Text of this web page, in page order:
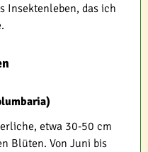
Insektenleben, das ich
etwa 30-50 cm
Blüten. Von Juni bis